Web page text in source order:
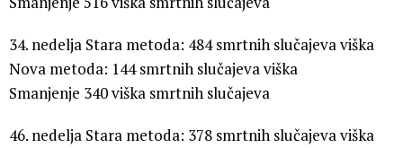
34. nedelja Stara metoda: 484 smrtnih slučajeva viška
Nova metoda: 144 smrtnih slučajeva viška
Smanjenje 340 viška smrtnih slučajeva
46. ​​nedelja Stara metoda: 378 smrtnih slučajeva viška